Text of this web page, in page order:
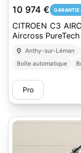
10 974 € GARANTIE
CITROEN C3
Aircross PureTech
Anthy-sur-Léman
Boîte automatique
Pro